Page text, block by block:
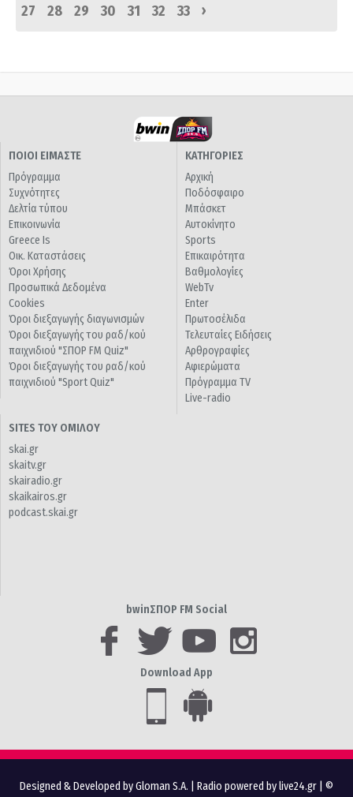
27
28 29 30 31 32 33 ›
ΠΟΙΟΙ ΕΙΜΑΣΤΕ
Πρόγραμμα
Συχνότητες
Δελτία τύπου
Επικοινωνία
Greece Is
Οικ. Καταστάσεις
Όροι Χρήσης
Προσωπικά Δεδομένα
Cookies
Όροι διεξαγωγής διαγωνισμών
Όροι διεξαγωγής του ραδ/κού
παιχνιδιού "ΣΠΟΡ FM Quiz"
Όροι διεξαγωγής του ραδ/κού
παιχνιδιού "Sport Quiz"
ΚΑΤΗΓΟΡΙΕΣ
Αρχική
Ποδόσφαιρο
Μπάσκετ
Αυτοκίνητο
Sports
Επικαιρότητα
Βαθμολογίες
WebTv
Enter
Πρωτοσέλιδα
Τελευταίες Ειδήσεις
Αρθρογραφίες
Αφιερώματα
Πρόγραμμα TV
Live-radio
SITES ΤΟΥ ΟΜΙΛΟΥ
skai.gr
skaitv.gr
skairadio.gr
skaikairos.gr
podcast.skai.gr
bwinΣΠΟΡ FM Social
Download App
Designed & Developed by Gloman S.A. Radio powered by live24.gr | ©